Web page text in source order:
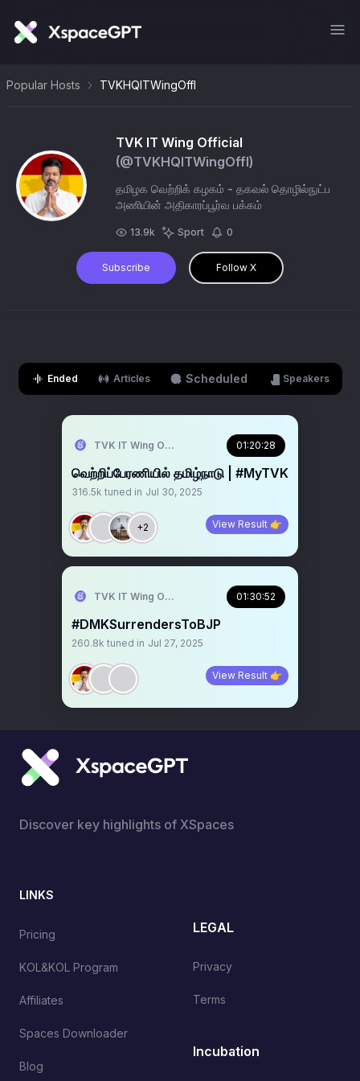
Popular Hosts TVKHQITWingOffl
TVK IT Wing Official
(@TVKHQITWingOffl)
தமிழக வெற்றிக் கழகம் - தகவல் தொழில்நுட்ப
அணியின் அதிகாரப்பூர்வ பக்கம்
13.9k Sport 0
Subscribe Follow X
Ended Articles Scheduled Speakers
TVK IT Wing Official 01:20:28
வெற்றிப்பேரணியில் தமிழ்நாடு | #MyTVK
316.5k tuned in Jul 30, 2025
+2 View Result 👉
TVK IT Wing Official 01:30:52
#DMKSurrendersToBJP
260.8k tuned in Jul 27, 2025
View Result 👉
Discover key highlights of XSpaces
LINKS
Pricing
KOL&KOL Program
Affiliates
Spaces Downloader
Blog
LEGAL
Privacy
Terms
Incubation